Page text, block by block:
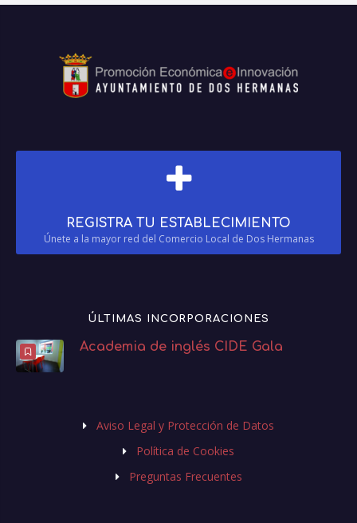
REGISTRA TU ESTABLECIMIENTO
Únete a la mayor red del Comercio Local de Dos Hermanas
ÚLTIMAS INCORPORACIONES
Academia de inglés CIDE Gala
Aviso Legal y Protección de Datos
Política de Cookies
Preguntas Frecuentes